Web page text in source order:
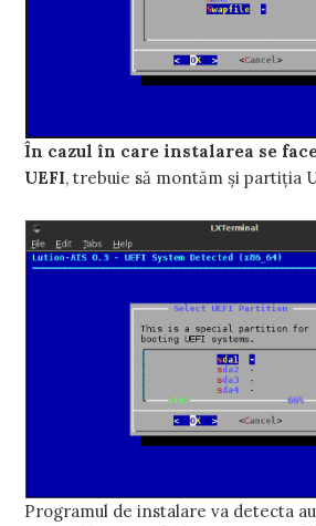
În cazul în care instalarea se
UEFI, trebuie să montăm şi partiţia
Programul de instalare va detecta